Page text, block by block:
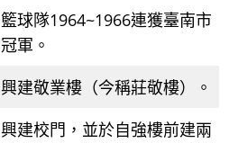
籃球隊1964~1966連獲臺南市
冠軍。
興建敬業樓（今稱莊敬樓）。
興建校門，並於自強樓前建兩